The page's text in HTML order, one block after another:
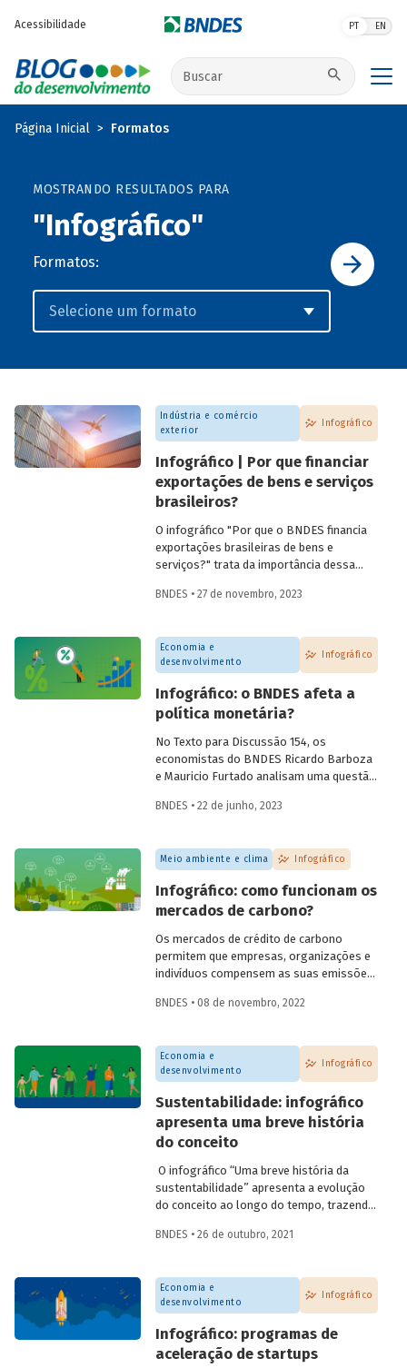
Acessibilidade PT EN
Buscar no site
Página Inicial Formatos
MOSTRANDO RESULTADOS PARA
"Infográfico"
Formatos:
Indústria e comércio
exterior
Infográfico
Infográfico | Por que financiar
exportações de bens e serviços
brasileiros?
O infográfico "Por que o BNDES financia
exportações brasileiras de bens e
serviços?" trata da importância dessa
com sistemas públicos de apoio à
sobre a atuação do Banco.
BNDES • 27 de novembro, 2023
Economia e
desenvolvimento
Infográfico
Infográfico: o BNDES afeta a
política monetária?
No Texto para Discussão 154, os
economistas do BNDES Ricardo Barboza
e Mauricio Furtado analisam uma questão
impacto da atuação do BNDES sobre a
monetária.
BNDES • 22 de junho, 2023
Meio ambiente e clima Infográfico
Infográfico: como funcionam os
mercados de carbono?
Os mercados de crédito de carbono
permitem que empresas, organizações e
indivíduos compensem as suas emissões
da aquisição de créditos gerados por
captura de carbono. A ideia por trás deles
é transferir o custo social das emissões
para os agentes emissores, ajudando a
conter o aquecimento global e as
mudanças climáticas.
BNDES • 08 de novembro, 2022
Economia e
desenvolvimento
Infográfico
Sustentabilidade: infográfico
apresenta uma breve história
do conceito
O infográfico “Uma breve história da
sustentabilidade” apresenta a evolução
do conceito ao longo do tempo, trazendo
no esforço global em prol do
BNDES • 26 de outubro, 2021
Economia e
desenvolvimento
Infográfico
Infográfico: programas de
aceleração de startups